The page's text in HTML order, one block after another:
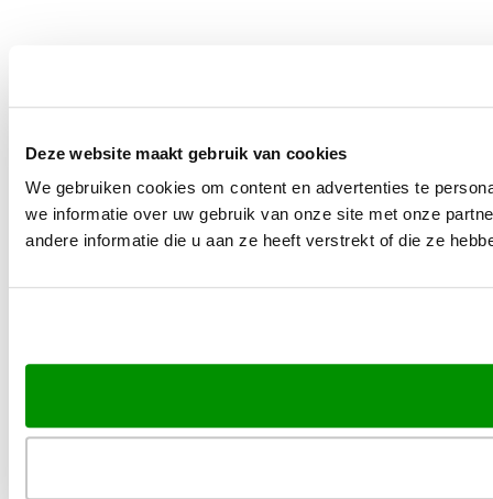
Deze website maakt gebruik van cookies
We gebruiken cookies om content en advertenties te
we informatie over uw gebruik van onze site met onze
andere informatie die u aan ze heeft verstrekt of die ze